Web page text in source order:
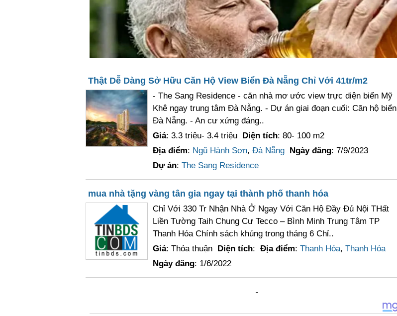
Thật Dễ Dàng Sở Hữu Căn Hộ View Biển Đà Nẵng Chỉ Với 41tr/m2
- The Sang Residence - căn nhà mơ ước view trực diện biển Mỹ
Khê ngay trung tâm Đà Nẵng. - Dự án giai đoạn cuối: Căn hộ biển
Đà Nẵng. - An cư xứng đáng..
Giá: 3.3 triệu- 3.4 triệu Diện tích: 80- 100 m2
Địa điểm: Ngũ Hành Sơn, Đà Nẵng Ngày đăng: 7/9/2023
Dự án: The Sang Residence
mua nhà tặng vàng tân gia ngay tại thành phố thanh hóa
Chỉ Với 330 Tr Nhận Nhà Ở Ngay Với Căn Hộ Đầy Đủ Nội THất
Liền Tường Taih Chung Cư Tecco – Bình Minh Trung Tâm TP
Thanh Hóa Chính sách khủng trong tháng 6 Chỉ..
Giá: Thỏa thuận Diện tích: Địa điểm: Thanh Hóa, Thanh Hóa
Ngày đăng: 1/6/2022